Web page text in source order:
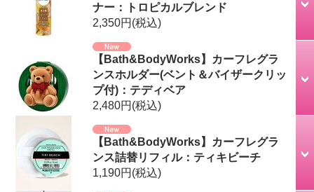
ナー：トロピカルブレンド
2,350円(税込)
【Bath&BodyWorks】カーフレグラ
ンスホルダー(ベント＆バイザークリッ
プ付)：テディベア
2,480円(税込)
【Bath&BodyWorks】カーフレグラ
ンス詰替リフィル：ティキビーチ
1,190円(税込)